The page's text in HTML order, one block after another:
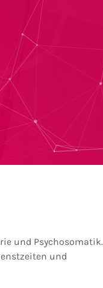
und Psychosomatik.
und